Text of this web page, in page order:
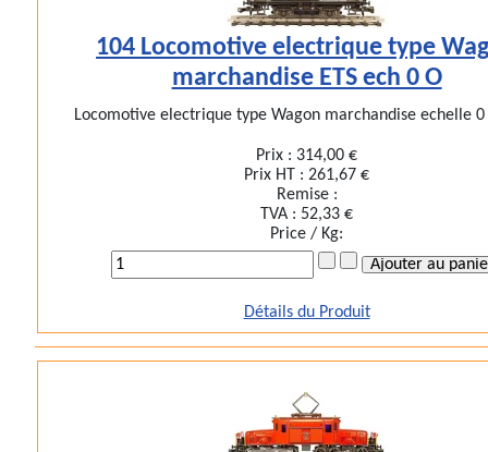
104 Locomotive electrique type
marchandise ETS ech 0 O
Locomotive electrique type Wagon marchandise echelle 0
Prix : 314,00 €
Prix HT :261,67 €
Remise :
TVA : 52,33 €
Price / Kg:
Détails du Produit